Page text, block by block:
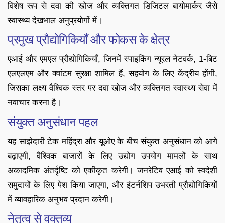
विशेष रूप से दवा की खोज और व्यक्तिगत डिजिटल बायोमार्कर जैसे
स्वास्थ्य देखभाल अनुप्रयोगों में।
प्रमुख प्रौद्योगिकियाँ और फोकस के क्षेत्र
एआई और एमएल प्रौद्योगिकियाँ, जिनमें स्पाइकिंग न्यूरल नेटवर्क, 1-बिट
एलएलएम और क्वांटम सुरक्षा शामिल हैं, सहयोग के लिए केंद्रीय होंगी,
जिसका लक्ष्य वैश्विक स्तर पर दवा खोज और व्यक्तिगत स्वास्थ्य सेवा में
नवाचार करना है।
संयुक्त अनुसंधान पहल
यह साझेदारी टेक महिंद्रा और यूओए के बीच संयुक्त अनुसंधान को आगे
बढ़ाएगी, वैश्विक बाजारों के लिए उद्योग उपयोग मामलों के साथ
अकादमिक अंतर्दृष्टि को एकीकृत करेगी। जनरेटिव एआई को स्वदेशी
समुदायों के लिए पेश किया जाएगा, और इंटर्नशिप उभरती प्रौद्योगिकियों
में व्यावहारिक अनुभव प्रदान करेगी।
नेतृत्व से वक्तव्य